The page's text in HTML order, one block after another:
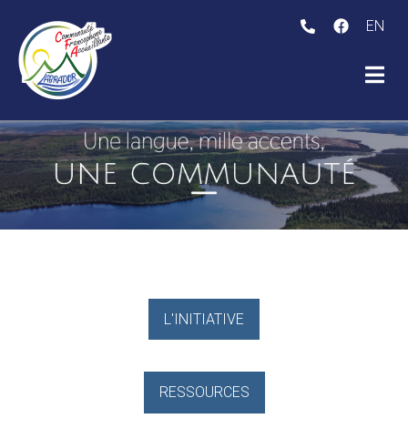
(À propos )
EN
L'INITIATIVE
RESSOURCES